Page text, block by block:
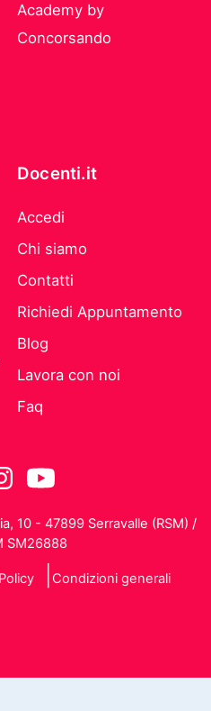
Academy by
Concorsando
Docenti.it
Accedi
Chi siamo
Contatti
Richiedi Appuntamento
Blog
Lavora con noi
Faq
10 - 47899 Serravalle (RSM) /
SM26888
Condizioni generali